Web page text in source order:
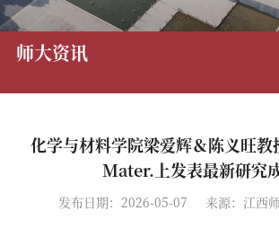
师大资讯
化学与材料学院梁爱辉＆陈义旺
Mater.上发表最新研究
发布日期：2026-05-07 来源：江西